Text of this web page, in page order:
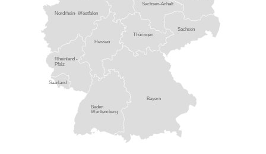
Baden
Württemberg
Bayern
Hessen
Nordrhein- Westfalen
Rheinland -
Pfalz
Sachsen
Sachsen-Anhalt
Thüringen
Saarland